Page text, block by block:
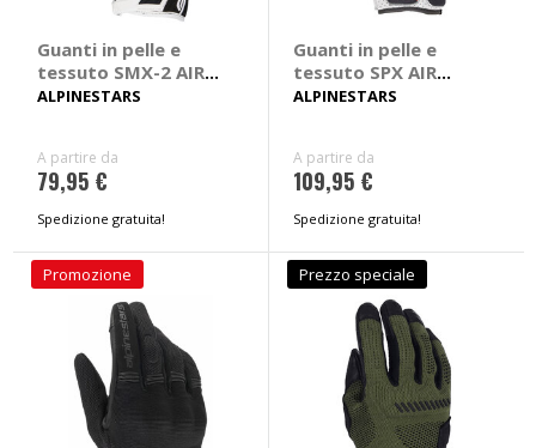
Guanti in pelle e
tessuto SMX-2 AIR
Carbon V2
ALPINESTARS
A partire da
79,95 €
Spedizione gratuita!
Guanti in pelle e
tessuto SPX AIR
Carbon
ALPINESTARS
A partire da
109,95 €
Spedizione gratuita!
Promozione Prezzo speciale